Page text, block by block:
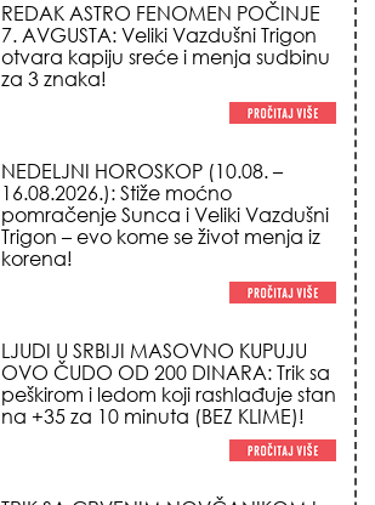
REDAK ASTRO FENOMEN POČINJE
7. AVGUSTA: Veliki Vazdušni Trigon
otvara kapiju sreće i menja sudbinu
za 3 znaka!
NEDELJNI HOROSKOP (10.08. –
16.08.2026.): Stiže moćno
pomračenje Sunca i Veliki Vazdušni
Trigon – evo kome se život menja iz
korena!
LJUDI U SRBIJI MASOVNO KUPUJU
OVO ČUDO OD 200 DINARA: Trik sa
peškirom i ledom koji rashlađuje stan
na +35 za 10 minuta (BEZ KLIME)!